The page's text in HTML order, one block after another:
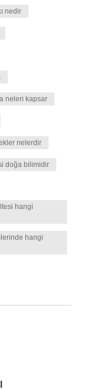
nedir
neleri kapsar
nelerdir
doğa bilimidir
hangi
hangi